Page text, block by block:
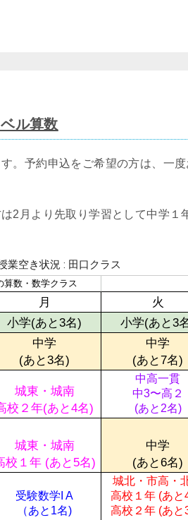
ル算数
。予約申込をご希望の方は、一度
2月より先取り学習として中学１